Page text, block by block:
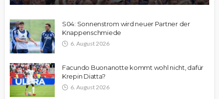
S04: Sonnenstrom wird neuer Partner der
Knappenschmiede
6. August 2026
Facundo Buonanotte kommt wohl nicht, dafür
Krepin Diatta?
6. August 2026